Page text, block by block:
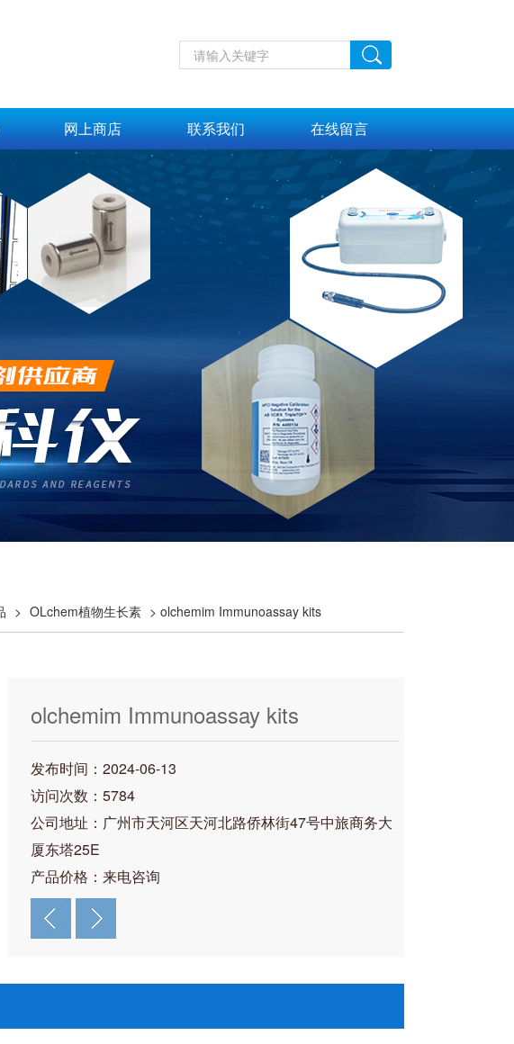
网上商店 联系我们 在线留言
> OLchem植物生长素 > olchemim Immunoassay kits
olchemim Immunoassay kits
发布时间：2024-06-13
访问次数：5784
公司地址：广州市天河区天河北路侨林街47号中旅商务大
厦东塔25E
产品价格：来电咨询